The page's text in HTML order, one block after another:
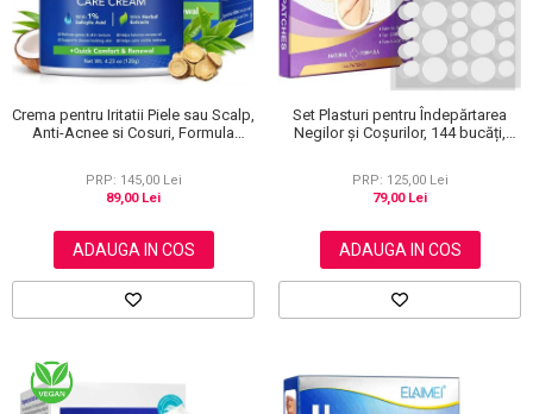
Crema pentru Iritatii Piele sau Scalp,
Anti-Acnee si Cosuri, Formula
PRP: 145,00 Lei
89,00 Lei
ADAUGA IN COS
Set Plasturi pentru Îndepărtarea
Negilor și Coșurilor, 144 bucăți,
PRP: 125,00 Lei
79,00 Lei
ADAUGA IN COS